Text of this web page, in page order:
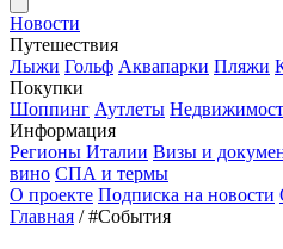
Новости
Путешествия
Лыжи Гольф Аквапарки Пляжи
Покупки
Шоппинг Аутлеты
Информация
Регионы Италии Визы и
вино СПА и термы
О проекте Подписка на новости
Главная / #События